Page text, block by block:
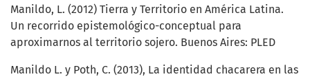
Manildo, L. (2012) Tierra y Territorio en América Latina.
Un recorrido epistemológico-conceptual para
aproximarnos al territorio sojero. Buenos Aires: PLED
Manildo L. y Poth, C. (2013), La identidad chacarera en las